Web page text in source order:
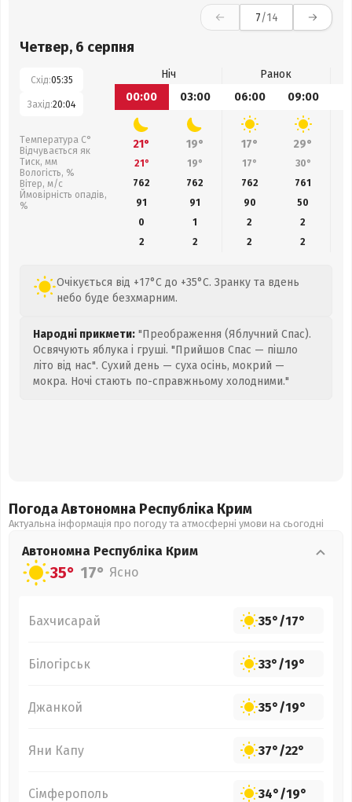
7/14
Четвер, 6 серпня
Схід:05:35
Захід:20:04
Температура С°
Відчувається як
Тиск, мм
Вологість, %
Вітер, м/с
Ймовірність опадів,
%
Ніч
Ранок
00:00
03:00 06:00 09:00
21° 19° 17° 29°
21° 19° 17° 30°
762
762 762 761
91
91 90 50
0
1 2
2
2
2 2 2
Очікується від +17°C до +35°C. Зранку та вдень
небо буде безхмарним.
Народні прикмети: "Преображення (Яблучний Спас).
Освячують яблука і груші. "Прийшов Спас — пішло
літо від нас". Сухий день — суха осінь, мокрий —
мокра. Ночі стають по-справжньому холодними."
Погода Автономна Республіка Крим
Актуальна інформація про погоду та атмосферні умови на сьогодні
Автономна Республіка Крим
35° 17° Ясно
Бахчисарай 35°/17°
Білогірськ 33°/19°
Джанкой 35°/19°
Яни Капу 37°/22°
Сімферополь 34°/19°